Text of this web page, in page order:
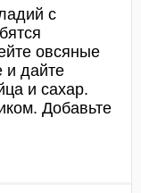
с
овсяные
и дайте
и сахар.
Добавьте